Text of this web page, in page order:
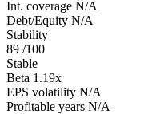
Int. coverage N/A
Debt/Equity N/A
Stability
89 /100
Stable
Beta 1.19x
EPS volatility N/A
Profitable years N/A